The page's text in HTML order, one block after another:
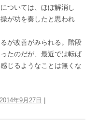
ついては、ほぼ解消し
が功を奏したと思われ
が改善がみられる。階段
たのだが、最近では転ば
じるようなことは無くな
2014年9月27日